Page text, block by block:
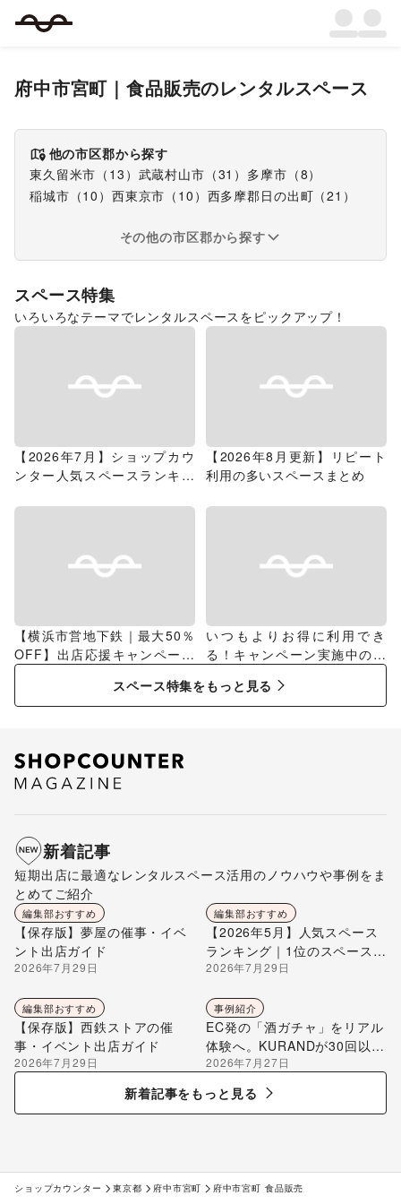
府中市宮町 ｜食品販売のレンタルスペース
他の市区郡から探す
東久留米市 （ 13 ） 武蔵村山市 （31 ） 多摩市 （8）
稲城市 （10 ） 西東京市 （ 10 ） 西多摩郡日の出町 （21 ）
その他の市区郡から探す
スペース特集
いろいろなテーマでレンタルスペースをピックアップ！
【2026年7月】ショップカウ
ンター人気スペースランキン
【2026年8月更新】リピート
利用の多いスペースまとめ
【横浜市営地下鉄｜最大50％
OFF】出店応援キャンペーン
特集
いつもよりお得に利用でき
る！キャンペーン実施中のス
スペース特集をもっと見る
新着記事
短期出店に最適なレンタルスペース活用のノウハウや事例をま
とめてご紹介
編集部おすすめ
【保存版】夢屋の催事・イベ
ント出店ガイド
2026年7月29日
編集部おすすめ
【2026年5月】人気スペース
ランキング｜1位のスペースを
編集部が解説
2026年7月29日
編集部おすすめ
【保存版】西鉄ストアの催
事・イベント出店ガイド
2026年7月29日
事例紹介
EC発の「酒ガチャ」をリアル
体験へ。KURANDが30回以上
のポップアップ出店で届け
る“新しいお酒との出会い”
2026年7月27日
新着記事をもっと見る
ショップカウンター 東京都 府中市宮町 府中市宮町 食品販売